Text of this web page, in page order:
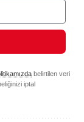
belirtilen veri
iptal